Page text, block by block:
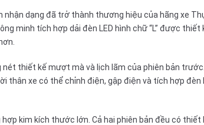
nhận dạng đã trở thành thương hiệu của hãng xe
minh tích hợp dải đèn LED hình chữ “L” được
thiết kế mượt mà và lịch lãm của phiên bản
thân xe có thể chỉnh điện, gập điện và tích hợp
kim kích thước lớn. Cả hai phiên bản đều có